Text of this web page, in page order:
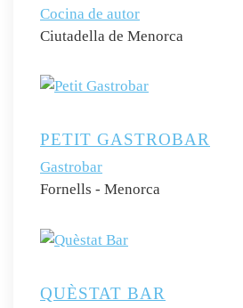
Cocina de autor
Ciutadella de Menorca
PETIT GASTROBAR
Gastrobar
Fornells - Menorca
QUÈSTAT BAR